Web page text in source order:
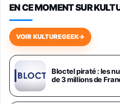
648,63€834,71€
Samsung Galaxy
Android 5G avec
Chargeur Secteur
Smartphone
1019€
EN CE MOMENT SUR
VOIR KULTUREGEEK→
Bloctel piraté : les
de 3 millions de